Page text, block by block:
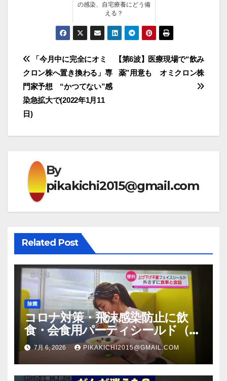
の感染、自宅療養にどう備
える？
投
稿
ナ
ビ
ー
シ
ョ
ン
【第6波】医療現場で“飲み
薬”用意も オミクロン株
「今月中に完全にオミ
クロン株へ置き換わる」専
門家予想 “かつてない”感
染急拡大で(2022年1月11
日)
By
pikakichi2015@gmail.com
Related Post
除菌
コロナ対策・飛沫感染防止に飲
食・会食用パーティシールド（マ
スク会食代替品）ＦＢＣ福井放送
のＴＶ番組での紹介映像
7月 6, 2026 PIKAKICHI2015@GMAIL.COM